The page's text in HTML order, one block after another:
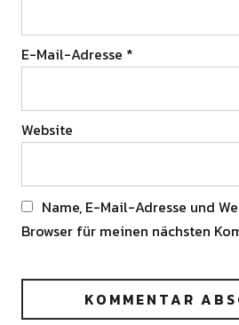
E-Mail-Adresse *
Website
Name, E-Mail-Adresse und
Browser für meinen nächsten